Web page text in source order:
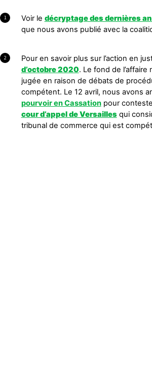
1 Voir le décryptage des dernières
que nous avons publié avec la
2 Pour en savoir plus sur l’action en
d’octobre 2020. Le fond de l’affaire
jugée en raison de débats de
compétent. Le 12 avril, nous avons
pourvoir en Cassationpour
cour d’appel de Versaillesqui
tribunal de commerce qui est